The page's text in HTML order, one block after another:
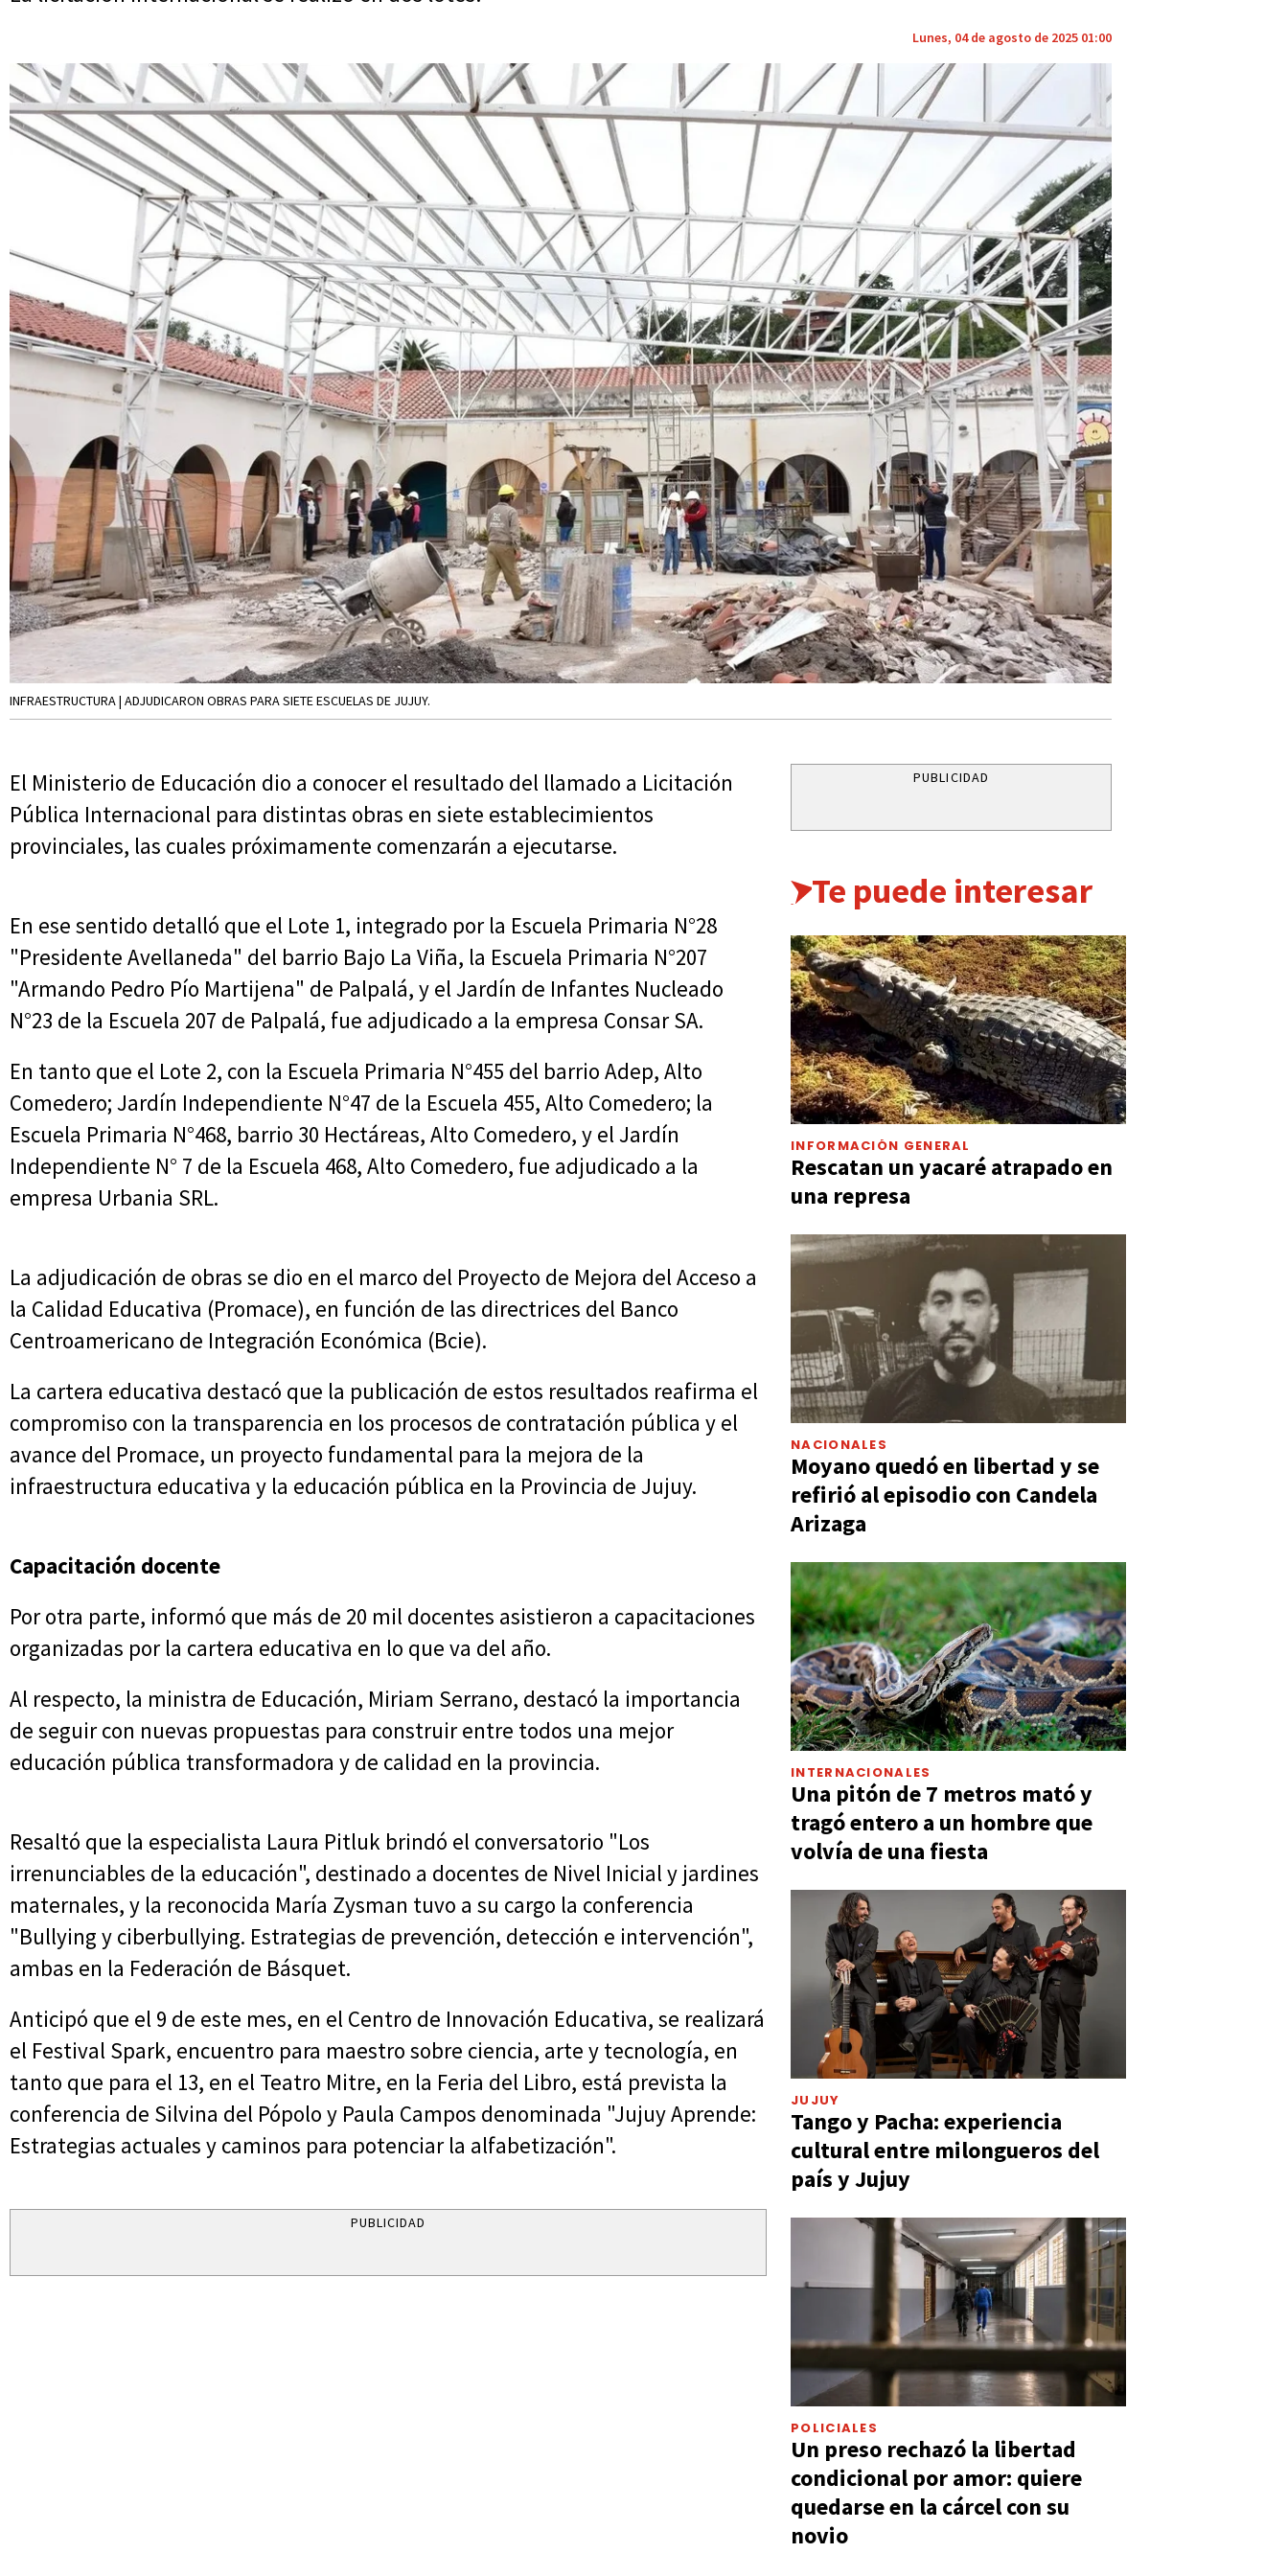
Lunes, 04 de agosto de 2025 01:00
INFRAESTRUCTURA | ADJUDICARON OBRAS PARA SIETE ESCUELAS DE JUJUY.
El Ministerio de Educación dio a conocer el resultado del llamado a Licitación
Pública Internacional para distintas obras en siete establecimientos
provinciales, las cuales próximamente comenzarán a ejecutarse.
En ese sentido detalló que el Lote 1, integrado por la Escuela Primaria N°28
"Presidente Avellaneda" del barrio Bajo La Viña, la Escuela Primaria N°207
"Armando Pedro Pío Martijena" de Palpalá, y el Jardín de Infantes Nucleado
N°23 de la Escuela 207 de Palpalá, fue adjudicado a la empresa Consar SA.
En tanto que el Lote 2, con la Escuela Primaria N°455 del barrio Adep, Alto
Comedero; Jardín Independiente N°47 de la Escuela 455, Alto Comedero; la
Escuela Primaria N°468, barrio 30 Hectáreas, Alto Comedero, y el Jardín
Independiente N° 7 de la Escuela 468, Alto Comedero, fue adjudicado a la
empresa Urbania SRL.
La adjudicación de obras se dio en el marco del Proyecto de Mejora del Acceso a
la Calidad Educativa (Promace), en función de las directrices del Banco
Centroamericano de Integración Económica (Bcie).
La cartera educativa destacó que la publicación de estos resultados reafirma el
compromiso con la transparencia en los procesos de contratación pública y el
avance del Promace, un proyecto fundamental para la mejora de la
infraestructura educativa y la educación pública en la Provincia de Jujuy.
Capacitación docente
Por otra parte, informó que más de 20 mil docentes asistieron a capacitaciones
organizadas por la cartera educativa en lo que va del año.
Al respecto, la ministra de Educación, Miriam Serrano, destacó la importancia
de seguir con nuevas propuestas para construir entre todos una mejor
educación pública transformadora y de calidad en la provincia.
Resaltó que la especialista Laura Pitluk brindó el conversatorio "Los
irrenunciables de la educación", destinado a docentes de Nivel Inicial y jardines
maternales, y la reconocida María Zysman tuvo a su cargo la conferencia
"Bullying y ciberbullying. Estrategias de prevención, detección e intervención",
ambas en la Federación de Básquet.
Anticipó que el 9 de este mes, en el Centro de Innovación Educativa, se realizará
el Festival Spark, encuentro para maestro sobre ciencia, arte y tecnología, en
tanto que para el 13, en el Teatro Mitre, en la Feria del Libro, está prevista la
conferencia de Silvina del Pópolo y Paula Campos denominada "Jujuy Aprende:
Estrategias actuales y caminos para potenciar la alfabetización".
PUBLICIDAD
PUBLICIDAD
Te puede interesar
INFORMACIÓN GENERAL
Rescatan un yacaré atrapado en
una represa
NACIONALES
Moyano quedó en libertad y se
refirió al episodio con Candela
Arizaga
INTERNACIONALES
Una pitón de 7 metros mató y
tragó entero a un hombre que
volvía de una fiesta
JUJUY
Tango y Pacha: experiencia
cultural entre milongueros del
país y Jujuy
POLICIALES
Un preso rechazó la libertad
condicional por amor: quiere
quedarse en la cárcel con su
novio